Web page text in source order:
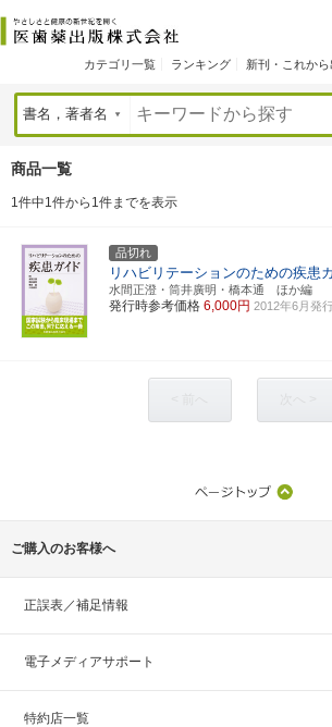
カテゴリ一覧 ランキング 新刊・これか
商品一覧
1件中1件から1件までを表示
品切れ
リハビリテーションのための疾患
水間正澄・筒井廣明・橋本通 ほか編
発行時参考価格 6,000円 2012年6月発
ご購入のお客様へ
正誤表／補足情報
電子メディアサポート
特約店一覧